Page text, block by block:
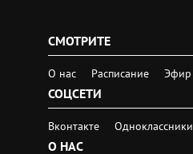
СМОТРИТЕ
О нас Расписание Эфир
СОЦСЕТИ
Вконтакте Одноклассники
О НАС